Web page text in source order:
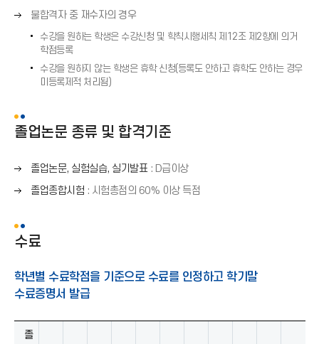
)
쪽
화
살
(
오
)
불합격자 중 재수자의 경우
수강을 원하는 학생은 수강신청 및 학칙시행세칙 제12조 제2항에 의거
학점등록
수강을 원하지 않는 학생은 휴학 신청(등록도 안하고 휴학도 안하는 경우
미등록제적 처리됨)
졸업논문 종류 및 합격기준
오
른
쪽
표
→
)
졸업논문, 실험실습, 실기발표: D급이상
오
화
살
(
→
졸업종합시험 : 시험총점의 60% 이상 득점
수료
학년별 수료학점을 기준으로 수료를 인정하고 학기말
수료증명서 발급
졸